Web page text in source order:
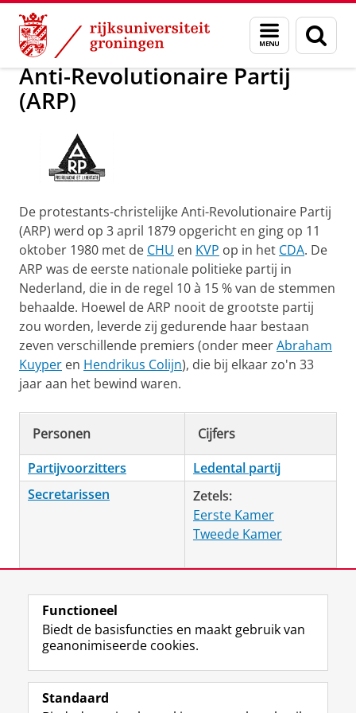
Skip
Content
Skip
Navigation
Menu
en
zoeken
Onderzoek Anti-Revolutionaire Partij (ARP)
Anti-Revolutionaire Partij
(ARP)
De protestants-christelijke Anti-Revolutionaire Partij
(ARP) werd op 3 april 1879 opgericht en ging op 11
oktober 1980 met de CHU en KVP op in het CDA. De
ARP was de eerste nationale politieke partij in
Nederland, die in de regel 10 à 15 % van de stemmen
behaalde. Hoewel de ARP nooit de grootste partij
zou worden, leverde zij gedurende haar bestaan
zeven verschillende premiers (onder meerAbraham
Kuyper en Hendrikus Colijn), die bij elkaar zo'n 33
jaar aan het bewind waren.
Personen
Cijfers
Partijvoorzitters
Ledental partij
Secretarissen
Zetels:
Eerste Kamer
Tweede Kamer
Laatst gewijzigd: 10 februari 2026 09:21
Volg de RUG
F
a
L
i
R
S
I
n
Y
o
Functioneel
Biedt de basisfuncties en maakt gebruik van
geanonimiseerde cookies.
Standaard